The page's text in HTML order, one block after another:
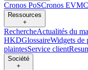
Cronos PoSCronos EVM
Ressources
+
RechercheActualités du
HKDGlossaireWidgets de
plaintesService client
Société
+